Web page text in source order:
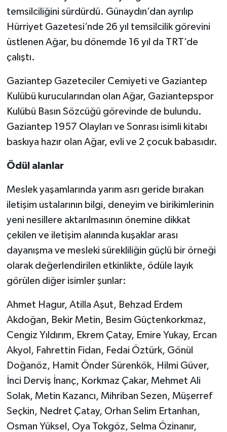
temsilciliğini sürdürdü. Günaydın’dan ayrılıp
Hürriyet Gazetesi’nde 26 yıl temsilcilik görevini
üstlenen Ağar, bu dönemde 16 yıl da TRT’de
çalıştı.
Gaziantep Gazeteciler Cemiyeti ve Gaziantep
Kulübü kurucularından olan Ağar, Gaziantepspor
Kulübü Basın Sözcüğü görevinde de bulundu.
Gaziantep 1957 Olayları ve Sonrası isimli kitabı
baskıya hazır olan Ağar, evli ve 2 çocuk babasıdır.
Ödül alanlar
Meslek yaşamlarında yarım asrı geride bırakan
iletişim ustalarının bilgi, deneyim ve birikimlerinin
yeni nesillere aktarılmasının önemine dikkat
çekilen ve iletişim alanında kuşaklar arası
dayanışma ve mesleki sürekliliğin güçlü bir örneği
olarak değerlendirilen etkinlikte, ödüle layık
görülen diğer isimler şunlar:
Ahmet Hagur, Atilla Aşut, Behzad Erdem
Akdoğan, Bekir Metin, Besim Güçtenkorkmaz,
Cengiz Yıldırım, Ekrem Çatay, Emire Yukay, Ercan
Akyol, Fahrettin Fidan, Fedai Öztürk, Gönül
Doğanöz, Hamit Önder Sürenkök, Hilmi Güver,
İnci Derviş İnanç, Korkmaz Çakar, Mehmet Ali
Solak, Metin Kazancı, Mihriban Sezen, Müşerref
Seçkin, Nedret Çatay, Orhan Selim Ertanhan,
Osman Yüksel, Oya Tokgöz, Selma Özinanır,